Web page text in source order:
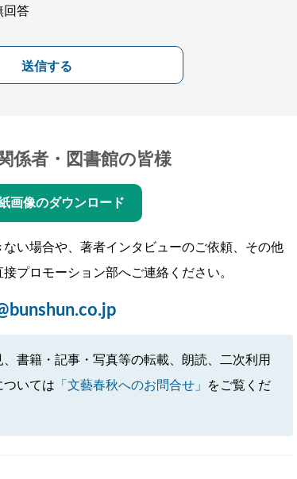
回答
送信する
係者・図書館の皆様
画像のダウンロード
い場合や、著者インタビューのご依頼、その他
プロモーション部へご連絡ください。
書籍・記事・写真等の転載、朗読、二次利用
ついては 「文藝春秋へのお問合せ」
をご覧くだ